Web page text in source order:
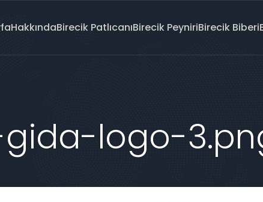
HakkındaBirecik PatlıcanıBirecik PeyniriBirecik Biberi
logo-